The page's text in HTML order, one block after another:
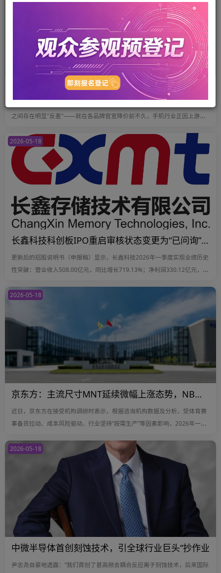
苹果华为小米手机集体降价分析：存储芯片涨价背景下的618价格战
之间存在明显"反差"——就在各品牌官宣降价前不久，手机行业正因上游存
长鑫科技科创板IPO重启审核状态变更为“已问询”，Q1营收508亿元净利330亿元
更新后的招股说明书（申报稿）显示，长鑫科技2026年一季度实现业绩历史
性突破：营业收入508.00亿元，同比增长719.13%；净利润330.12亿元，同
2026-05-18
京东方：主流尺寸MNT延续微幅上涨态势，NB面板价格持续平稳
近日，京东方在接受机构调研时表示，根据咨询机构数据及分析，受体育赛
事备货拉动、成本风险驱动、行业坚持“按需生产”等因素影响，2026年一至
计五月份主流尺寸TV价格持稳
2026-05-18
中微半导体首创刻蚀技术，引全球行业巨头“抄作业
尹志尧自豪地透露：“我们首创了甚高频去耦合反应离子刻蚀技术，后来国际
2026-05-18